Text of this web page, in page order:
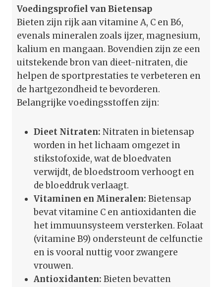
Voedingsprofiel van Bietensap
Bieten zijn rijk aan vitamine A, C en B6,
evenals mineralen zoals ijzer, magnesium,
kalium en mangaan. Bovendien zijn ze een
uitstekende bron van dieet-nitraten, die
helpen de sportprestaties te verbeteren en
de hartgezondheid te bevorderen.
Belangrijke voedingsstoffen zijn:
Dieet Nitraten: Nitraten in bietensap
worden in het lichaam omgezet in
stikstofoxide, wat de bloedvaten
verwijdt, de bloedstroom verhoogt en
de bloeddruk verlaagt.
Vitaminen en Mineralen: Bietensap
bevat vitamine C en antioxidanten die
het immuunsysteem versterken. Folaat
(vitamine B9) ondersteunt de celfunctie
en is vooral nuttig voor zwangere
vrouwen.
Antioxidanten: Bieten bevatten